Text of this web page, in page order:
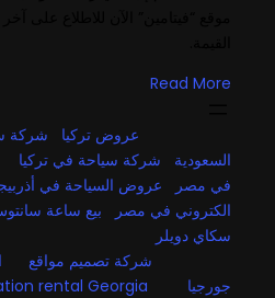
Read More
عروض تركيا
شركة
السعودية
شركة سياحة في تركيا
في مصر
عروض السياحة في
الكتروني في مصر
بيع ساعة
سكاي دويلر
شركة تصميم مواقع
جورجيا
rental Georgia